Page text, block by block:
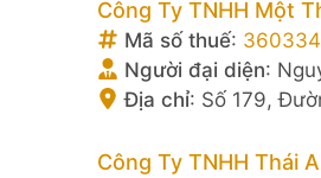
Công Ty TNHH Một
Mã số thuế:
Người đại diện:
Địa chỉ: Số 179,
Công Ty TNHH Thái